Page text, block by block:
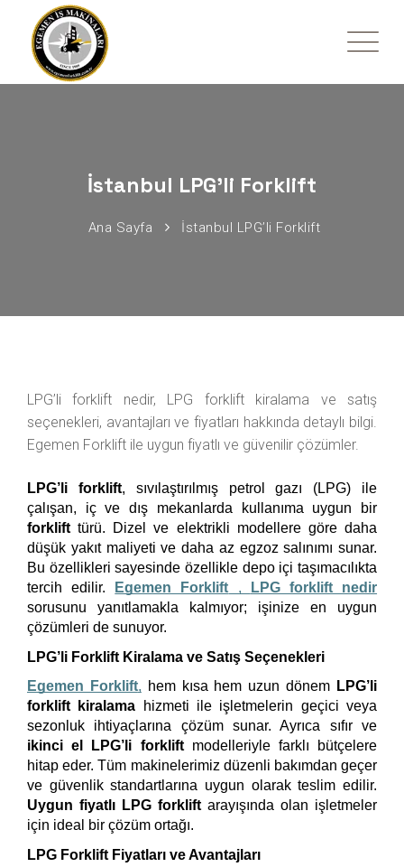
İstanbul LPG’li Forklift
Ana Sayfa İstanbul LPG’li Forklift
LPG’li forklift nedir, LPG forklift kiralama ve satış
seçenekleri, avantajları ve fiyatları hakkında detaylı bilgi.
Egemen Forklift ile uygun fiyatlı ve güvenilir çözümler.
LPG’li forklift, sıvılaştırılmış petrol gazı (LPG) ile
forklift türü. Dizel ve elektrikli modellere göre daha
düşük yakıt maliyeti ve daha az egzoz salınımı sunar.
Bu özellikleri sayesinde özellikle depo içi taşımacılıkta
tercih edilir.
Egemen Forklift ,
LPG forklift nedir
sorusunu yanıtlamakla kalmıyor; işinize en uygun
çözümleri de sunuyor.
LPG’li Forklift Kiralama ve Satış Seçenekleri
Egemen Forklift, hem kısa hem uzun dönem LPG’li
forklift kiralama hizmeti ile işletmelerin geçici veya
ikinci el LPG’li forklift modelleriyle farklı bütçelere
hitap eder. Tüm makinelerimiz düzenli bakımdan geçer
Uygun fiyatlı LPG forklift arayışında olan işletmeler
için ideal bir çözüm ortağı.
LPG Forklift Fiyatları ve Avantajları